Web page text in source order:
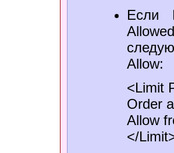
Если
Allow:
<Limit
Order
Allow
</